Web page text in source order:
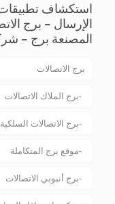
استكشاف تطبيقات
الإرسال – برج
المصنعة برج –
برج الاتصالات
برج الملاك الاتصالات
برج الاتصالات
موقع برج المتكاملة
برج أنبوبي الاتصالات